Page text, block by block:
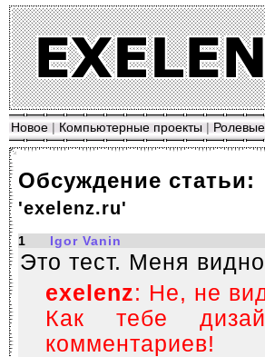
Новое | Компьютерные проекты |
Обсуждение статьи:
'exelenz.ru'
1 Igor Vanin
Это тест. Меня
exelenz: Не, не
Как тебе
комментариев!